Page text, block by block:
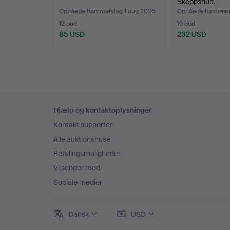
Opnåede hammerslag 1 aug 2026
12 bud
85 USD
Opnåede
16 bud
232 USD
Hjælp og kontaktoplysninger
Kontakt supporten
Alle auktionshuse
Betalingsmuligheder
Vi sender med
Sociale medier
Dansk USD